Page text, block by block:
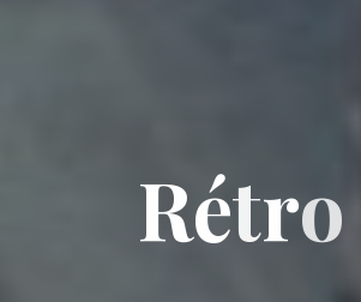
Rétro